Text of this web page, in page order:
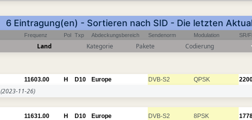
6 Eintragung(en) - Sortieren nach SID - Die letzten
Frequenz Pol Txp Abdeckungsbereich Sendenorm Modulation SR/
Land Kategorie Pakete Codierung
11603.00 H D10 Europe DVB-S2 QPSK
(2023-11-26)
11631.00 H D10 Europe DVB-S2 8PSK